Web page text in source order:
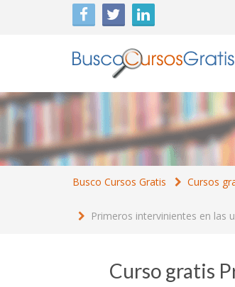
Busco Cursos Gratis Cursos
Primeros intervinientes en las
Curso gratis